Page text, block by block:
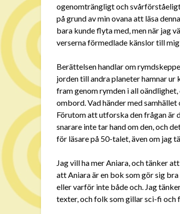
ogenomträngligt och
på grund av min ovana att läsa
bara kunde flyta med, men när jag
verserna förmedlade känslor till
Berättelsen handlar om
jorden till andra planeter hamnar ur
fram genom rymden i all
ombord. Vad händer med
Förutom att utforska den frågan är
snarare inte tar hand om den, och
för läsare på 50-talet, även om jag
Jag vill ha mer Aniara, och tänker
att Aniara är en bok som gör sig
eller varför inte både och. Jag
texter, och folk som gillar sci-fi och